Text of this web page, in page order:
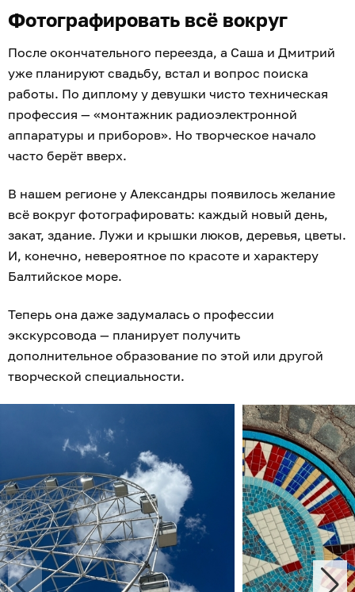
Фотографировать всё вокруг
После окончательного переезда, а Саша и Дмитрий
уже планируют свадьбу, встал и вопрос поиска
работы. По диплому у девушки чисто техническая
профессия — «монтажник радиоэлектронной
аппаратуры и приборов». Но творческое начало
часто берёт вверх.
В нашем регионе у Александры появилось желание
всё вокруг фотографировать: каждый новый день,
закат, здание. Лужи и крышки люков, деревья, цветы.
И, конечно, невероятное по красоте и характеру
Балтийское море.
Теперь она даже задумалась о профессии
экскурсовода — планирует получить
дополнительное образование по этой или другой
творческой специальности.